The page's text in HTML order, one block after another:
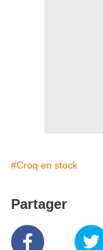
#Croq en stock
Partager